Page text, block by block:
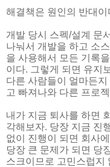
해결책은 원인의 반대이
개발 당시 스펙/설계 문
나눠서 개발을 하고 소
을 사용해서 모든 기록
이다. 그렇게 되면 유지
다른 사람들이 얼마든
고 빠져나와 다른 프로
내가 지금 퇴사를 하면
각해보자. 당장 지금 진
없이 진행이 되면 회사
당장 큰 문제가 되면 당
스크이므로 고민스럽지